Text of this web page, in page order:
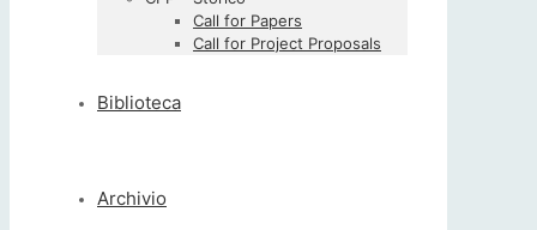
Call for Papers
Call for Project Proposals
Biblioteca
Archivio